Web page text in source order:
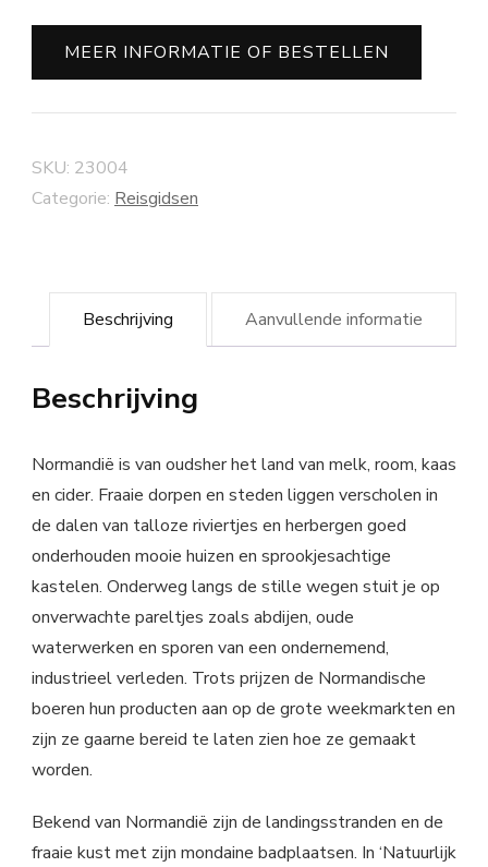
MEER INFORMATIE OF BESTELLEN
SKU: 23004
Categorie: Reisgidsen
Beschrijving Aanvullende informatie
Beschrijving
Normandië is van oudsher het land van melk, room, kaas
en cider. Fraaie dorpen en steden liggen verscholen in
de dalen van talloze riviertjes en herbergen goed
onderhouden mooie huizen en sprookjesachtige
kastelen. Onderweg langs de stille wegen stuit je op
onverwachte pareltjes zoals abdijen, oude
waterwerken en sporen van een ondernemend,
industrieel verleden. Trots prijzen de Normandische
boeren hun producten aan op de grote weekmarkten en
zijn ze gaarne bereid te laten zien hoe ze gemaakt
worden.
Bekend van Normandië zijn de landingsstranden en de
fraaie kust met zijn mondaine badplaatsen. In ‘Natuurlijk